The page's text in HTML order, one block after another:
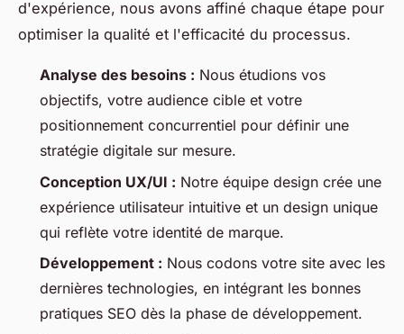
d'expérience, nous avons affiné chaque étape pour
optimiser la qualité et l'efficacité du processus.
Analyse des besoins : Nous étudions vos
objectifs, votre audience cible et votre
positionnement concurrentiel pour définir une
stratégie digitale sur mesure.
Conception UX/UI : Notre équipe design crée une
expérience utilisateur intuitive et un design unique
qui reflète votre identité de marque.
Développement : Nous codons votre site avec les
dernières technologies, en intégrant les bonnes
pratiques SEO dès la phase de développement.